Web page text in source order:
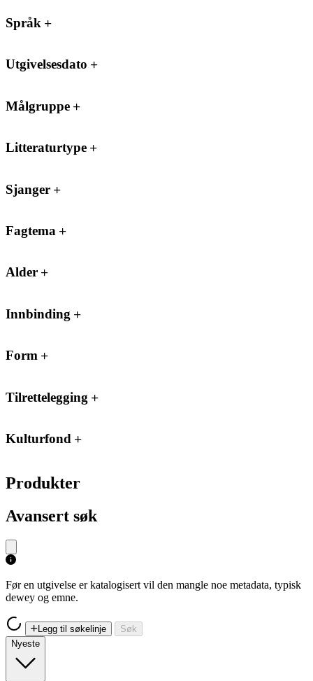
Språk
Utgivelsesdato
Målgruppe
Litteraturtype
Sjanger
Fagtema
Alder
Innbinding
Form
Tilrettelegging
Kulturfond
Produkter
Avansert søk
Før en utgivelse er katalogisert vil den mangle noe metadata, typisk
dewey og emne.
Legg til søkelinje
Søk
Nyeste